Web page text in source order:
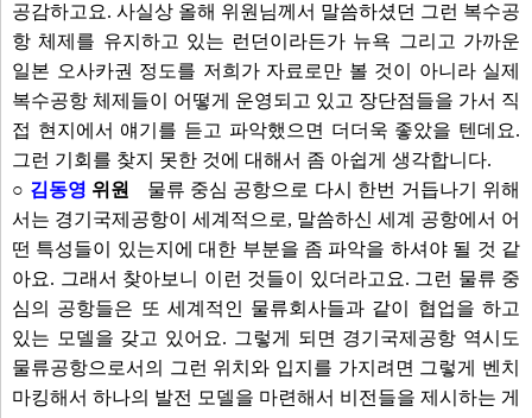
공감하고요. 사실상 올해 위원님께서 말씀하셨던 그런 복수공
항 체제를 유지하고 있는 런던이라든가 뉴욕 그리고 가까운
일본 오사카권 정도를 저희가 자료로만 볼 것이 아니라 실제
복수공항 체제들이 어떻게 운영되고 있고 장단점들을 가서 직
접 현지에서 얘기를 듣고 파악했으면 더더욱 좋았을 텐데요.
그런 기회를 찾지 못한 것에 대해서 좀 아쉽게 생각합니다.
○ 김동영 위원
물류 중심 공항으로 다시 한번 거듭나기 위해
서는 경기국제공항이 세계적으로, 말씀하신 세계 공항에서 어
떤 특성들이 있는지에 대한 부분을 좀 파악을 하셔야 될 것 같
아요. 그래서 찾아보니 이런 것들이 있더라고요. 그런 물류 중
심의 공항들은 또 세계적인 물류회사들과 같이 협업을 하고
있는 모델을 갖고 있어요. 그렇게 되면 경기국제공항 역시도
물류공항으로서의 그런 위치와 입지를 가지려면 그렇게 벤치
마킹해서 하나의 발전 모델을 마련해서 비전들을 제시하는 게